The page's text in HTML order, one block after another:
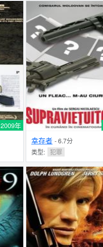
2009年
幸存者 - 6.7分
类型: 犯罪